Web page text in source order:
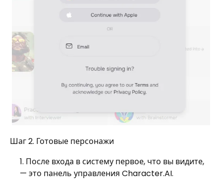
Шаг 2. Готовые персонажи
После входа в систему первое, что вы видите,
— это панель управления Character.AI.